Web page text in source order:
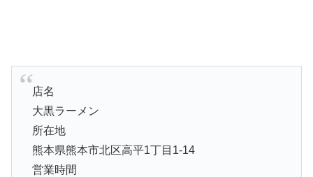
店名
大黒ラーメン
所在地
熊本県熊本市北区高平1丁目1-14
営業時間